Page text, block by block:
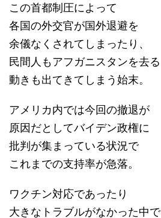
この首都制圧によって
各国の外交官が国外退避を
余儀なくされてしまったり、
民間人もアフガニスタンを去る
動きも出てきてしまう始末。
アメリカ内では今回の撤退が
原因だとしてバイデン政権に
批判が集まっている状況で
これまでの支持率が急落。
ワクチン対応であったり
大きなトラブルがなかった中で